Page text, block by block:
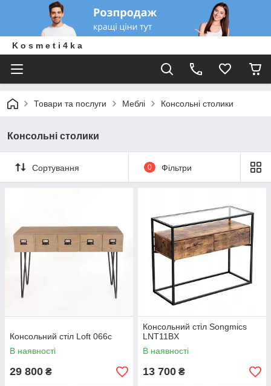
K o s m e t i 4 k a
Товари та послуги Меблі Консольні столики
Консольні столики
Сортування 0 Фільтри
Консольний стіл Loft 066c
В наявності
29 800 ₴
Консольний стіл Songmics
LNT11BX
В наявності
13 700 ₴